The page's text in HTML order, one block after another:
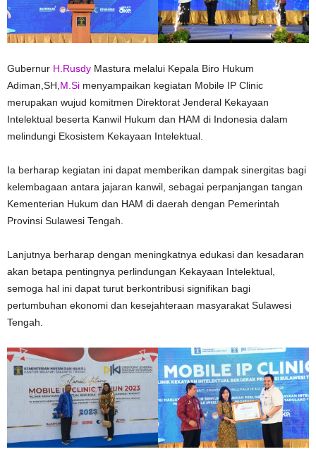
Gubernur H.Rusdy Mastura melalui Kepala Biro Hukum
Adiman,SH, M.Si menyampaikan kegiatan Mobile IP Clinic
merupakan wujud komitmen Direktorat Jenderal Kekayaan
Intelektual beserta Kanwil Hukum dan HAM di Indonesia dalam
melindungi Ekosistem Kekayaan Intelektual.
Ia berharap kegiatan ini dapat memberikan dampak sinergitas bagi
kelembagaan antara jajaran kanwil, sebagai perpanjangan tangan
Kementerian Hukum dan HAM di daerah dengan Pemerintah
Provinsi Sulawesi Tengah.
Lanjutnya berharap dengan meningkatnya edukasi dan kesadaran
akan betapa pentingnya perlindungan Kekayaan Intelektual,
semoga hal ini dapat turut berkontribusi signifikan bagi
pertumbuhan ekonomi dan kesejahteraan masyarakat Sulawesi
Tengah.